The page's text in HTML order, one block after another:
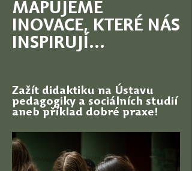
MAPUJEME
INOVACE, KTERÉ NÁS
INSPIRUJÍ...
Zažít didaktiku na Ústavu
pedagogiky a sociálních studií
aneb příklad dobré praxe!